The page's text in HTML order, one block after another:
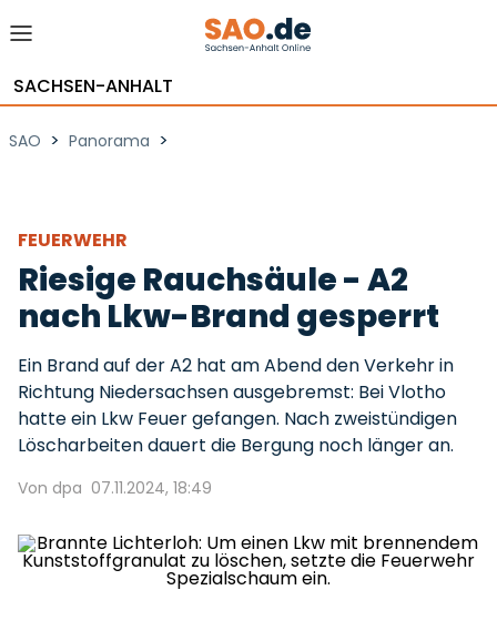
SACHSEN-ANHALT
SAO > Panorama >
FEUERWEHR
Riesige Rauchsäule - A2
nach Lkw-Brand gesperrt
Ein Brand auf der A2 hat am Abend den Verkehr in
Richtung Niedersachsen ausgebremst: Bei Vlotho
hatte ein Lkw Feuer gefangen. Nach zweistündigen
Löscharbeiten dauert die Bergung noch länger an.
Von dpa 07.11.2024, 18:49